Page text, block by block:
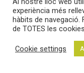
experiència més
hàbits de navegació.
de TOTES les
Cookie settings